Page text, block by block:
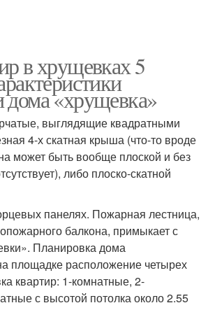
в хрущевках 5
дома «хрущевка»
выглядящие квадратными
4-х скатная крыша (что-то вроде
может быть вообще плоской и без
либо плоско-скатной
панелях. Пожарная лестница,
балкона, примыкает с
Планировка дома
площадке расположение четырех
квартир: 1-комнатные, 2-
с высотой потолка около 2.55